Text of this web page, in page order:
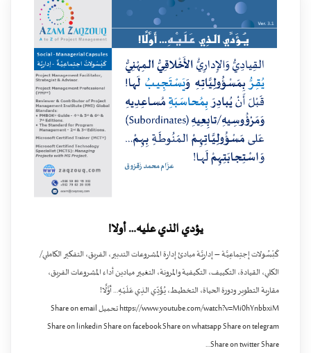
يؤدي الذي عليه… أولا!
كَبْسُـولات إجتِماعِيَّـة – إداريَّـة مبادئ إدارة المشروعات التدبير، الفريق، التفكير الكاملي/
الكلي، القيادة، التكييف، التكيفية والمرونة، التغيير ميادين أداء المشروعات الفريق،
مقاربة التطوير ودورة الحياة، التخطيط، يُـؤَدِّي الـذِي عَـلَـيْـهِ… أَوَّلًا!
https://www.youtube.com/watch?v=Mi0hYnbbxiM تحميل Share on email
Share on linkedin Share on facebook Share on whatsapp Share on telegram
Share on twitter Share…